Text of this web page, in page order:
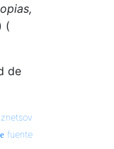
(
de
fuente